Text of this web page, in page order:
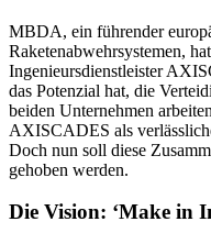
MBDA, ein führender
Raketenabwehrsystemen,
Ingenieursdienstleister
das Potenzial hat, die
beiden Unternehmen
AXISCADES als
Doch nun soll diese
gehoben werden.
Die Vision: ‘Make in